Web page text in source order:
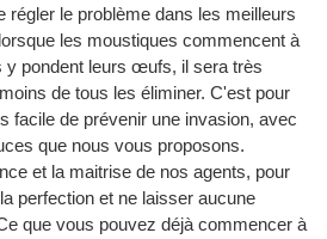
régler le problème dans les meilleurs
les moustiques commencent à
y pondent leurs œufs, il sera très
de tous les éliminer. C'est pour
facile de prévenir une invasion, avec
que nous vous proposons.
et la maitrise de nos agents, pour
perfection et ne laisser aucune
que vous pouvez déjà commencer à